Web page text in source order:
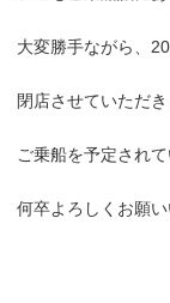
大変勝手ながら、
閉店させていただき
ご乗船を予定され
何卒よろしくお願い